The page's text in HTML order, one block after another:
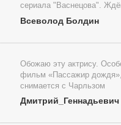
сериала "Васнецова".
Всеволод Болдин
Обожаю эту актрису.
фильм «Пассажир
снимается с Чарльзом
Дмитрий_Геннадьевич